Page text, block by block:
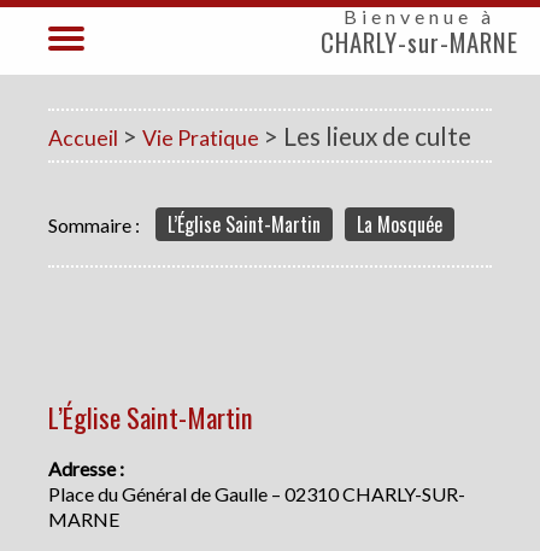
Bienvenue à
CHARLY-sur-MARNE
Accueil > Vie Pratique > Les lieux de culte
Sommaire : L’Église Saint-Martin La Mosquée
L’Église Saint-Martin
Adresse :
Place du Général de Gaulle – 02310 CHARLY-SUR-
MARNE